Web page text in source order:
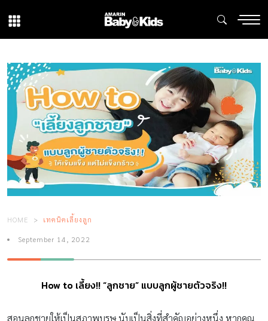
HOME เทคนิคเลี้ยงลูก
September 14, 2022
How to เลี้ยง!! “ลูกชาย” แบบลูกผู้ชายตัวจริง!!
สอนลูกชายให้เป็นสุภาพบุรุษ นับเป็นสิ่งที่สำคัญอย่างหนึ่ง หากคุณ